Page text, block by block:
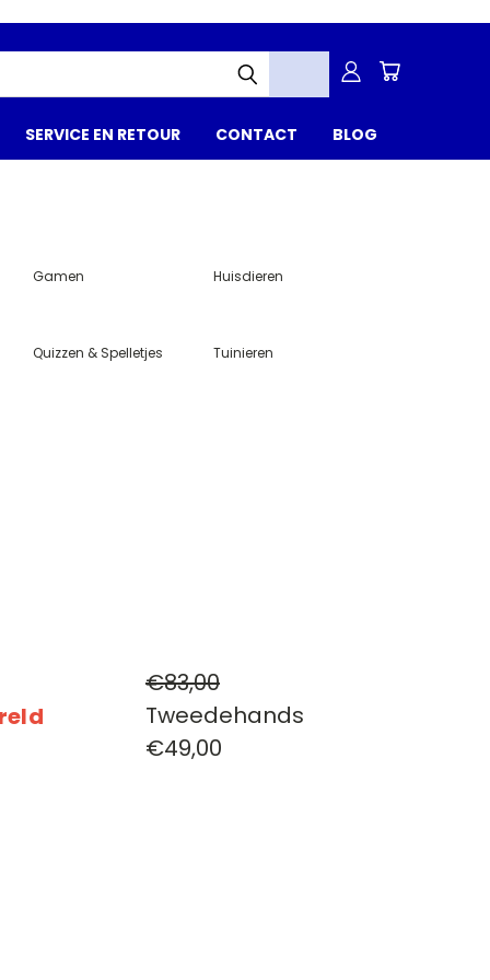
SERVICE EN RETOUR CONTACT BLOG
Gamen Huisdieren
Quizzen & Spelletjes Tuinieren
€83,00
Tweedehands
€49,00